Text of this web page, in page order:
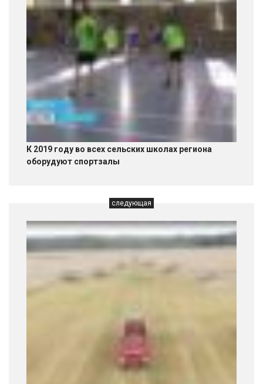
К 2019 году во всех сельских школах региона
оборудуют спортзалы
следующая